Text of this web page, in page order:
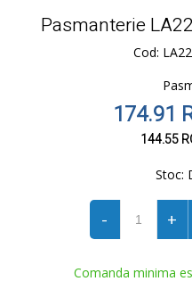
Pasmanterie
Cod:
174.91
144.55
Stoc:
- +
Comanda minima